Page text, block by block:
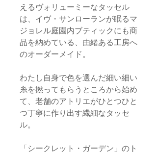
えるヴォリューミーなタッセル
は、イヴ・サンローランが眠るマ
ジョレル庭園内ブティックにも商
品を納めている、由緒ある工房へ
のオーダーメイド。
わたし自身で色を選んだ細い細い
糸を撚ってもらうところから始め
て、老舗のアトリエがひとつひと
つ丁寧に作り出す繊細なタッセ
ル。
「シークレット・ガーデン」のト